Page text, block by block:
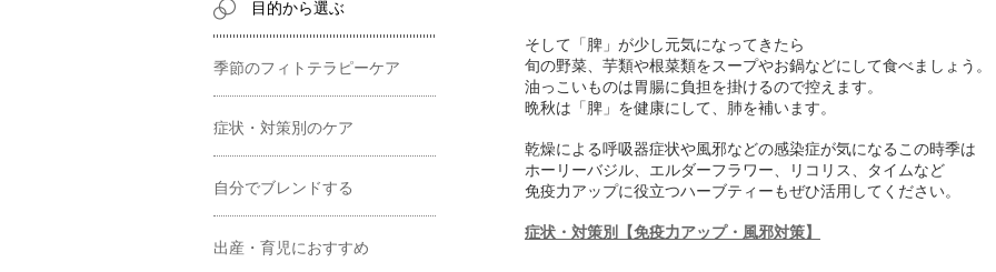
そして「脾」が少し元気になってきたら
旬の野菜、芋類や根菜類をスープやお鍋などにして食べましょう。
油っこいものは胃腸に負担を掛けるので控えます。
晩秋は「脾」を健康にして、肺を補います。
乾燥による呼吸器症状や風邪などの感染症が気になるこの時季は
ホーリーバジル、エルダーフラワー、リコリス、タイムなど
免疫力アップに役立つハーブティーもぜひ活用してください。
症状・対策別【免疫力アップ・風邪対策】
目的から選ぶ
季節のフィトテラピーケア
症状・対策別のケア
自分でブレンドする
出産・育児におすすめ